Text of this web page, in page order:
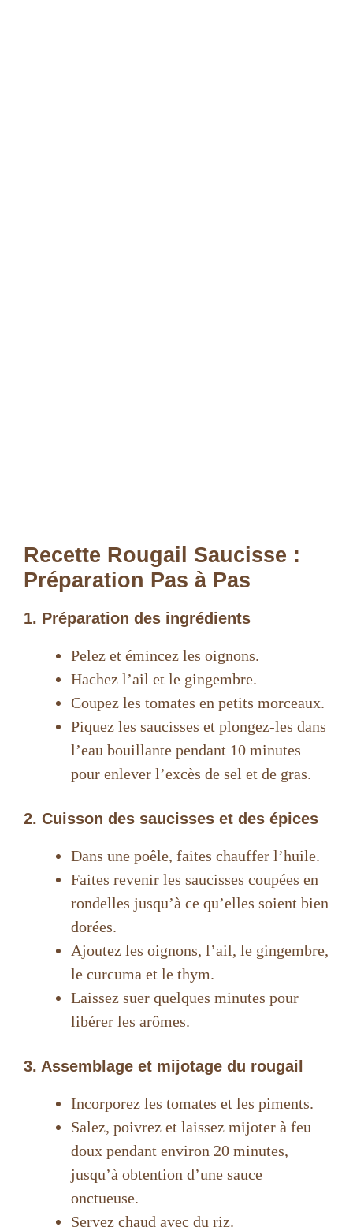
Recette Rougail Saucisse :
Préparation Pas à Pas
1. Préparation des ingrédients
Pelez et émincez les oignons.
Hachez l’ail et le gingembre.
Coupez les tomates en petits morceaux.
Piquez les saucisses et plongez-les dans
l’eau bouillante pendant 10 minutes
pour enlever l’excès de sel et de gras.
2. Cuisson des saucisses et des épices
Dans une poêle, faites chauffer l’huile.
Faites revenir les saucisses coupées en
rondelles jusqu’à ce qu’elles soient bien
dorées.
Ajoutez les oignons, l’ail, le gingembre,
le curcuma et le thym.
Laissez suer quelques minutes pour
libérer les arômes.
3. Assemblage et mijotage du rougail
Incorporez les tomates et les piments.
Salez, poivrez et laissez mijoter à feu
doux pendant environ 20 minutes,
jusqu’à obtention d’une sauce
onctueuse.
Servez chaud avec du riz.